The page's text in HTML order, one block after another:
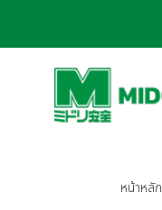
หน้าหลัก